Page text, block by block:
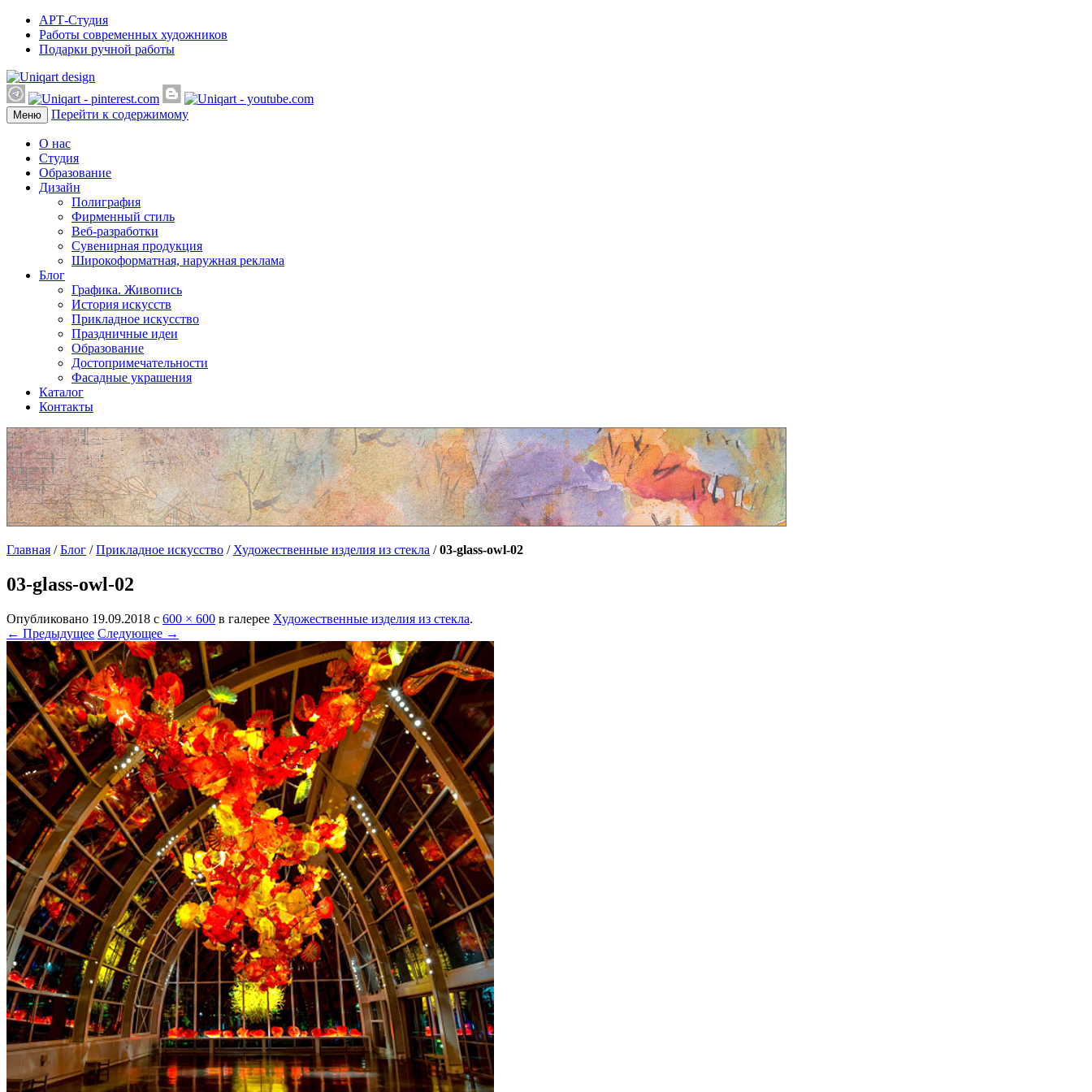
АРТ-Студия
Работы современных художников
Подарки ручной работы
Меню Перейти к содержимому
О нас
Студия
Образование
Дизайн
Полиграфия
Фирменный стиль
Веб-разработки
Сувенирная продукция
Широкоформатная, наружная реклама
Блог
Графика. Живопись
История искусств
Прикладное искусство
Праздничные идеи
Образование
Достопримечательности
Фасадные украшения
Каталог
Контакты
Главная /Блог /Прикладное искусство / Художественные изделия из стекла /03-glass-owl-02
03-glass-owl-02
Опубликовано 19.09.2018 с 600 × 600 в галерее Художественные изделия из стекла.
← Предыдущее Следующее →